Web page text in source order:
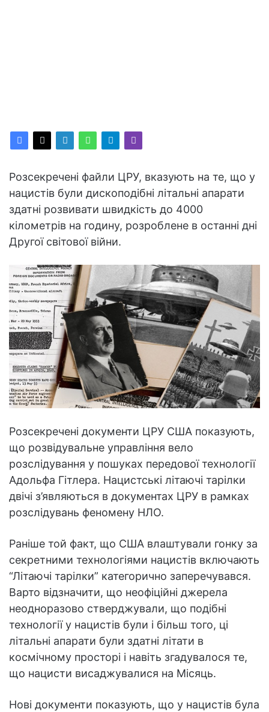
Розсекречені файли ЦРУ, вказують на те, що у
нацистів були дископодібні літальні апарати
здатні розвивати швидкість до 4000
кілометрів на годину, розроблене в останні дні
Другої світової війни.
Розсекречені документи ЦРУ США показують,
що розвідувальне управління вело
розслідування у пошуках передової технології
Адольфа Гітлера. Нацистські літаючі тарілки
двічі з’являються в документах ЦРУ в рамках
розслідувань феномену НЛО.
Раніше той факт, що США влаштували гонку за
секретними технологіями нацистів включають
“Літаючі тарілки” категорично заперечувався.
Варто відзначити, що неофіційні джерела
неодноразово стверджували, що подібні
технології у нацистів були і більш того, ці
літальні апарати були здатні літати в
космічному просторі і навіть згадувалося те,
що нацисти висаджувалися на Місяць.
Нові документи показують, що у нацистів була